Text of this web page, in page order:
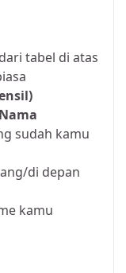
tabel di atas
sudah kamu
di depan
kamu